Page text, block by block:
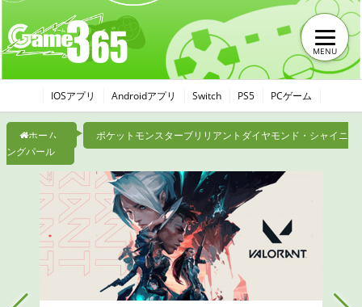
MENU
IOSアプリ Androidアプリ Switch PS5 PCゲーム
ホーム
ポケットモンスターブリリアントダイヤモンド・シャイニ
ングパール